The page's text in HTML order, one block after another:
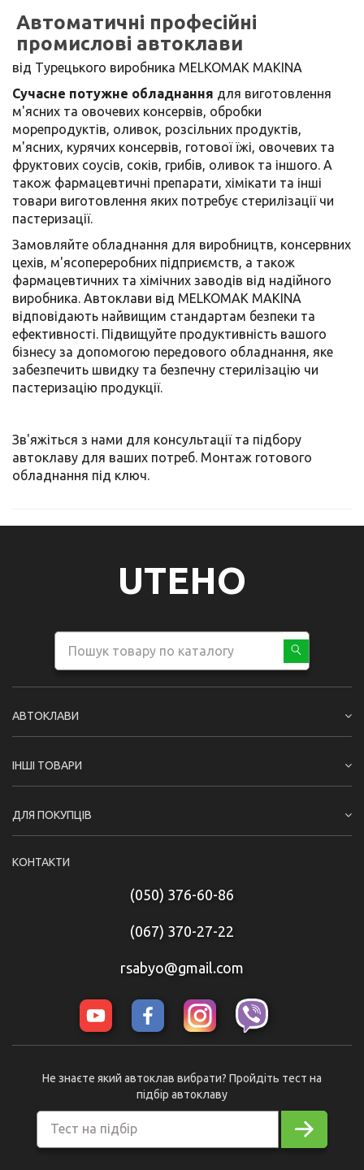
Автоматичні професійні
промислові автоклави
від Турецького виробника MELKOMAK MAKINA
Сучасне потужне обладнання для виготовлення
м'ясних та овочевих консервів, обробки
морепродуктів, оливок, розсільних продуктів,
м'ясних, курячих консервів, готової їжі, овочевих та
фруктових соусів, соків, грибів, оливок та іншого. А
також фармацевтичні препарати, хімікати та інші
товари виготовлення яких потребує стерилізації чи
пастеризації.
Замовляйте обладнання для виробництв, консервних
цехів, м'ясопереробних підприємств, а також
фармацевтичних та хімічних заводів від надійного
виробника. Автоклави від MELKOMAK MAKINA
відповідають найвищим стандартам безпеки та
ефективності. Підвищуйте продуктивність вашого
бізнесу за допомогою передового обладнання, яке
забезпечить швидку та безпечну стерилізацію чи
пастеризацію продукції.
Зв'яжіться з нами для консультації та підбору
автоклаву для ваших потреб. Монтаж готового
обладнання під ключ.
UTEHO
АВТОКЛАВИ
ІНШІ ТОВАРИ
ДЛЯ ПОКУПЦІВ
КОНТАКТИ
(050) 376-60-86
(067) 370-27-22
rsabyo@gmail.com
Тест на підбір
Не знаєте який автоклав вибрати? Пройдіть тест на
підбір автоклаву